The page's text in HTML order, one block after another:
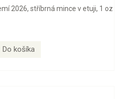
2026, stříbrná mince v etuji, 1 oz
Do košíka